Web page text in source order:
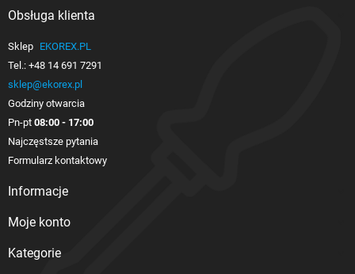
Obsługa klienta
Sklep EKOREX.PL
Tel.: +48 14 691 7291
sklep@ekorex.pl
Godziny otwarcia
Pn-pt 08:00 - 17:00
Najczęstsze pytania
Formularz kontaktowy
Informacje
Moje konto
Kategorie